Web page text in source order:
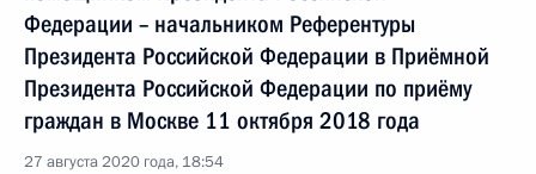
Федерации – начальником Референтуры
Президента Российской Федерации в Приёмной
Президента Российской Федерации по приёму
граждан в Москве 11 октября 2018 года
27 августа 2020 года, 18:54